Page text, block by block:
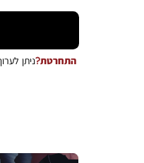
התחרטת?ניתן